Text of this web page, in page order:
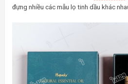
đựng nhiều các mẫu lọ tinh dầu khác